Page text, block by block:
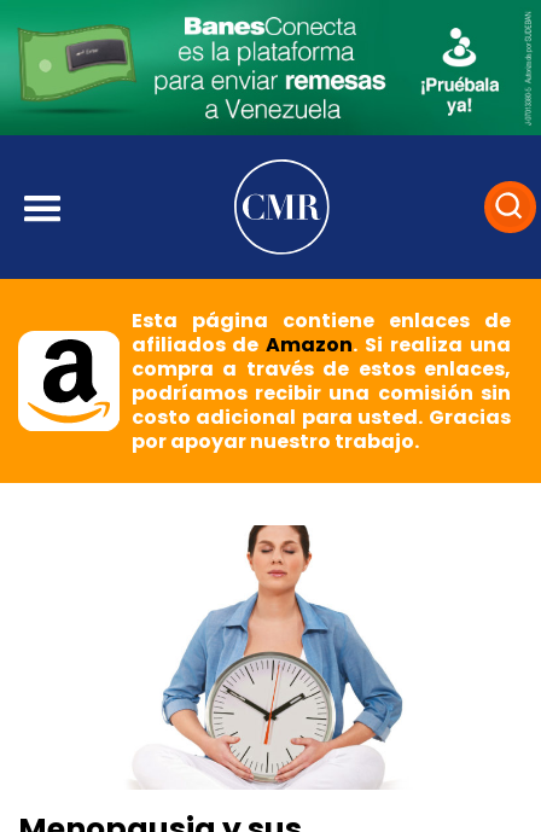
Esta página contiene enlaces de
afiliados deAmazon. Si realiza una
compra a través de estos enlaces,
podríamos recibir una comisión sin
costo adicional para usted. Gracias
por apoyar nuestro trabajo.